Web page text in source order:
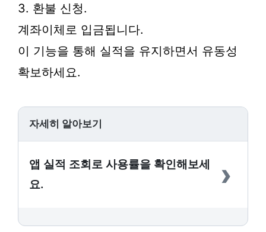
3. 환불 신청.
계좌이체로 입금됩니다.
이 기능을 통해 실적을 유지하면서 유동성
확보하세요.
자세히 알아보기
앱 실적 조회로 사용률을 확인해보세
요.
›